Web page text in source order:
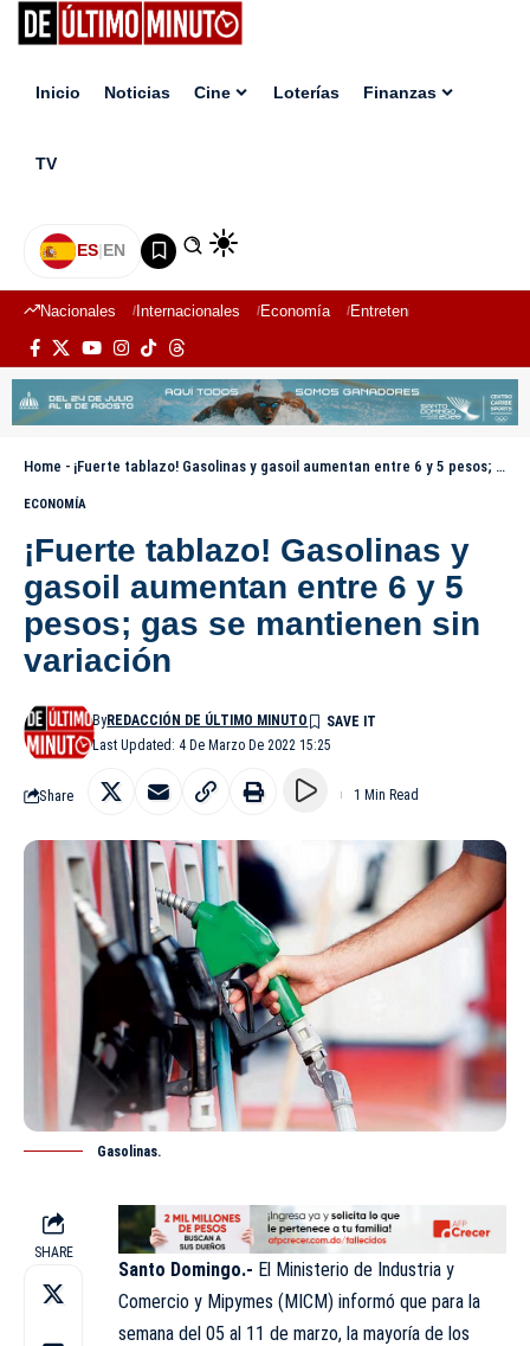
Inicio Noticias Cine Loterías Finanzas
TV
ES|EN
Nacionales Internacionales Economía Entretenimiento
Home - ¡Fuerte tablazo! Gasolinas y gasoil aumentan entre 6 y 5 pesos; gas se mantienen sin variación
ECONOMÍA
¡Fuerte tablazo! Gasolinas y
gasoil aumentan entre 6 y 5
pesos; gas se mantienen sin
variación
Last Updated: 4 De Marzo De 2022 15:25
ByREDACCIÓN DE ÚLTIMO MINUTO
Share 1 Min Read
Gasolinas.
SHARE
Santo Domingo.- El Ministerio de Industria y
Comercio y Mipymes (MICM) informó que para la
semana del 05 al 11 de marzo, la mayoría de los